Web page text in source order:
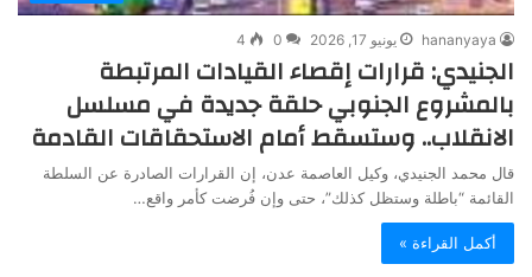
hananyaya يونيو 17, 2026 0
4
الجنيدي: قرارات إقصاء القيادات المرتبطة
بالمشروع الجنوبي حلقة جديدة في مسلسل
الانقلاب.. وستسقط أمام الاستحقاقات القادمة
قال محمد الجنيدي، وكيل العاصمة عدن، إن القرارات الصادرة عن السلطة
القائمة “باطلة وستظل كذلك”، حتى وإن فُرضت كأمر واقع…
أكمل القراءة »